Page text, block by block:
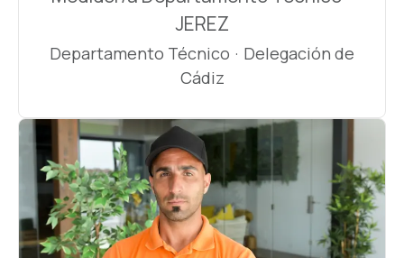
JEREZ
Departamento Técnico · Delegación de
Cádiz